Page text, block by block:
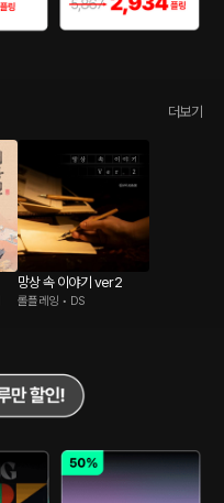
더보기
망상 속 이야기 ver2
롤플레잉 • DS